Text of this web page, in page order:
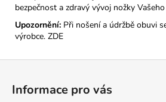
bezpečnost a zdravý vývoj nožky
Upozornění: Při nošení a údržbě obuvi
výrobce. ZDE
Informace pro vás